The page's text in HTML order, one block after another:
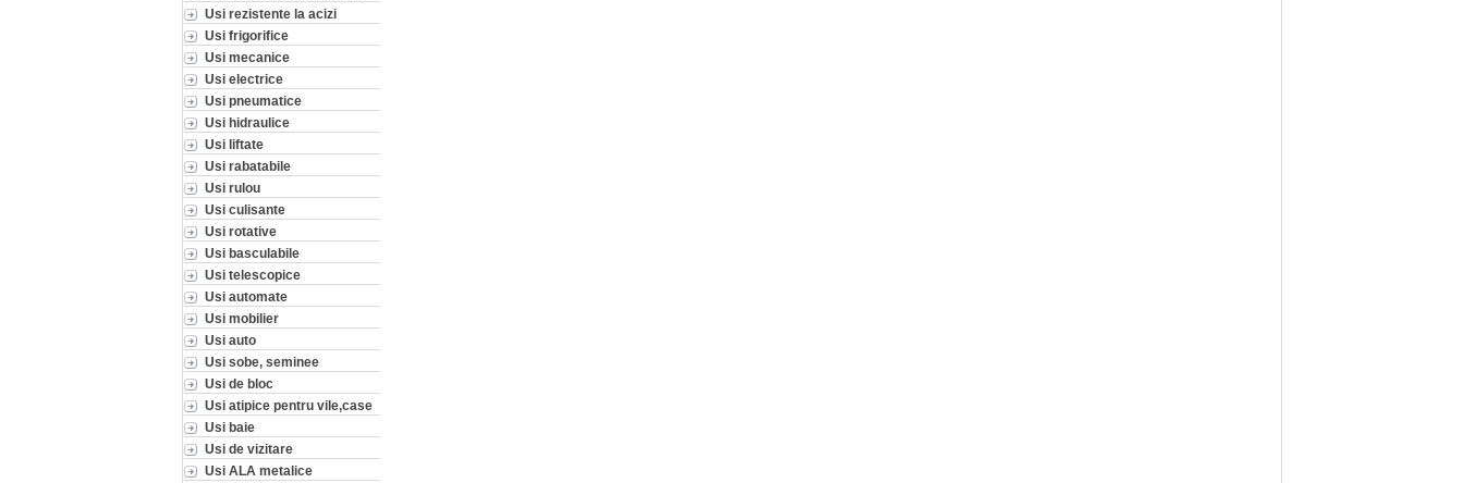
Usi rezistente la acizi
Usi frigorifice
Usi mecanice
Usi electrice
Usi pneumatice
Usi hidraulice
Usi liftate
Usi rabatabile
Usi rulou
Usi culisante
Usi rotative
Usi basculabile
Usi telescopice
Usi automate
Usi mobilier
Usi auto
Usi sobe, seminee
Usi de bloc
Usi atipice pentru vile,case
Usi baie
Usi de vizitare
Usi ALA metalice